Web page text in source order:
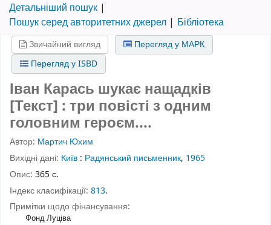
Детальніший пошук
Пошук серед авторитетних джерел
Бібліотека
Звичайний вигляд
Перегляд у МАРК
Перегляд у ISBD
Іван Карась шукає нащадків
[Текст] : три повісті з одним
головним героєм....
Автор: Мартич Юхим
Вихідні дані: Київ : Радянський письменник, 1965
Опис: 365 с.
Індекс класифікації: 813.
Примітки щодо фінансування:
Фонд Луціва